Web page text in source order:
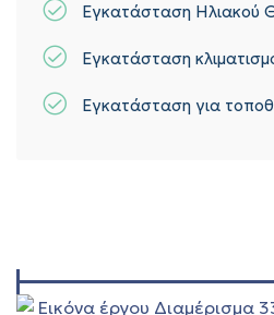
Εγκατάσταση Ηλιακού
Εγκατάσταση
Εγκατάσταση για